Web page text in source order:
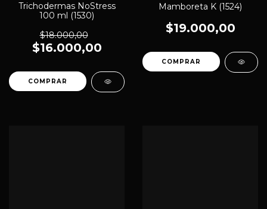
Trichodermas NoStress
100 ml (1530)
$18.000,00
$16.000,00
Mamboreta K (1524)
$19.000,00